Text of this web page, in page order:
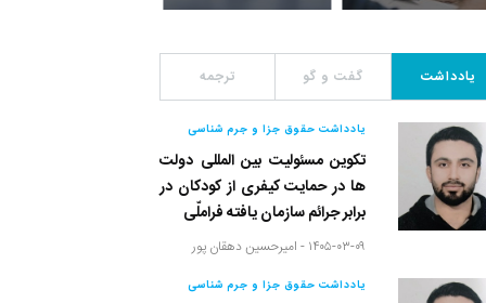
یادداشت گفت و گو ترجمه
یادداشت حقوق جزا و جرم شناسی
تکوین مسئولیت بین المللی دولت
ها در حمایت کیفری از کودکان در
برابر جرائم سازمان یافته فراملّی
۱۴۰۵-۰۳-۰۹ - امیرحسین دهقان پور
یادداشت حقوق جزا و جرم شناسی